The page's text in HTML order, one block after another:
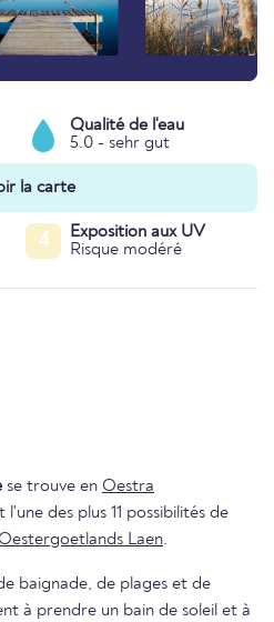
Qualité de l'eau
5.0 - sehr gut
la carte
4
Exposition aux UV
Risque modéré
se trouve en Oestra
l'une des plus 11 possibilités de
Oestergoetlands Laen.
baignade, de plages et de
à prendre un bain de soleil et à